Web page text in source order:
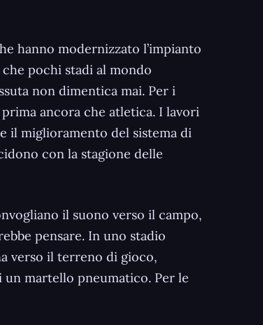
hanno modernizzato l’impianto
pochi stadi al mondo
non dimentica mai. Per i
ancora che atletica. I lavori
il miglioramento del sistema di
con la stagione delle
il suono verso il campo,
pensare. In uno stadio
verso il terreno di gioco,
martello pneumatico. Per le